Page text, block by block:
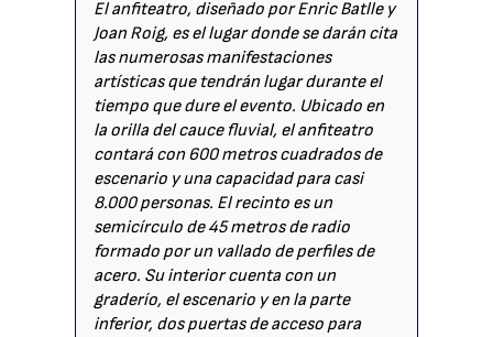
El anfiteatro, diseñado por Enric Batlle y
Joan Roig, es el lugar donde se darán cita
las numerosas manifestaciones
artísticas que tendrán lugar durante el
tiempo que dure el evento. Ubicado en
la orilla del cauce fluvial, el anfiteatro
contará con 600 metros cuadrados de
escenario y una capacidad para casi
8.000 personas. El recinto es un
semicírculo de 45 metros de radio
formado por un vallado de perfiles de
acero. Su interior cuenta con un
graderío, el escenario y en la parte
inferior, dos puertas de acceso para